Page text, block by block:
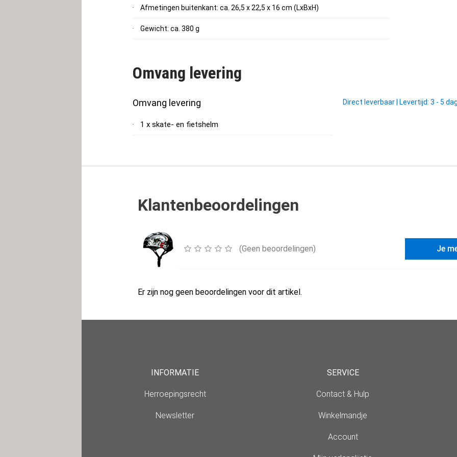
Afmetingen buitenkant: ca. 26,5 x 22,5 x 16 cm (LxBxH)
Gewicht: ca. 380 g
Omvang levering
Omvang levering
1 x skate- en fietshelm
Direct leverbaar Levertijd: 3 - 5
Klantenbeoordelingen
(Geen beoordelingen) Je
Er zijn nog geen beoordelingen voor dit artikel.
INFORMATIE
Herroepingsrecht
Newsletter
SERVICE
Contact & Hulp
Winkelmandje
Account